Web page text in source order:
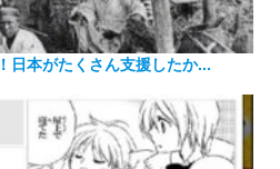
日本がたくさん支援したか...